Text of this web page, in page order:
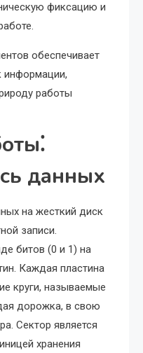
фиксацию и
обеспечивает
информации,
работы
данных
на жесткий диск
записи.
битов (0 и 1) на
Каждая пластина
круги, называемые
дорожка, в свою
Сектор является
хранения